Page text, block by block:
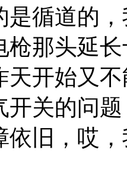
是循道的
枪那头延
天开始又
开关的问
依旧，哎